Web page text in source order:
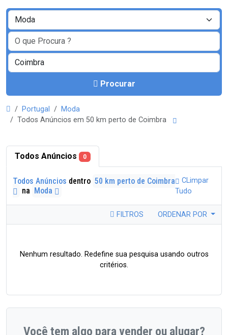
Procurar
Portugal
Moda
Todos Anúncios em 50 km perto de Coimbra
Todos Anúncios 0
Todos Anúncios dentro 50 km perto de Coimbra
na Moda
CLimpar
Tudo
FILTROS ORDENAR POR
Nenhum resultado. Redefine sua pesquisa usando outros
critérios.
Você tem algo para vender ou alugar?